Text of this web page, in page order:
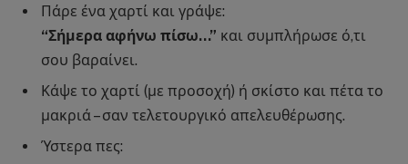
Πάρε ένα χαρτί και γράψε:
“Σήμερα αφήνω πίσω…” και συμπλήρωσε ό,τι
σου βαραίνει.
Κάψε το χαρτί (με προσοχή) ή σκίστο και πέτα το
μακριά – σαν τελετουργικό απελευθέρωσης.
Ύστερα πες: